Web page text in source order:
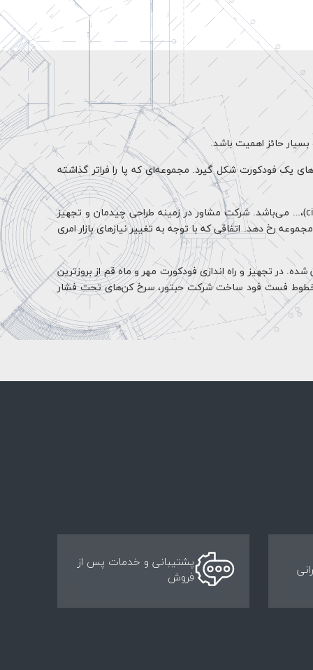
حائز اهمیت باشد.
یک فودکورت شکل گیرد. مجموعه‌ای که پا را فراتر گذاشته
این مجموعه شامل غرفه ایتالیایی (Angelo)، غرفه فست فود (Fast &amp; Fun)، غرفه برگر (Touch Burger)، غرفه ساندویچ (city burger)،… می‌باشد. شرکت مشاور در زمینه طراحی چیدمان و تجهیز
رخ دهد. اتفاقی که با توجه به تغییر نیازهای بازار امری
شده. در تجهیز و راه اندازی فودکورت مهر و ماه قم از بروزترین
فست فود ساخت شرکت حبتور، سرخ کن‌های تحت فشار
پشتیبانی و خدمات پس از
فروش